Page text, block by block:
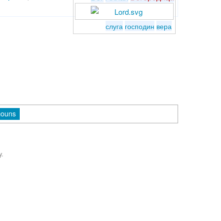
слуга господин вера